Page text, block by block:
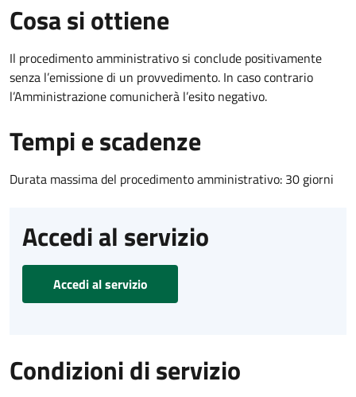
Cosa si ottiene
Il procedimento amministrativo si conclude positivamente
senza l’emissione di un provvedimento. In caso contrario
l’Amministrazione comunicherà l’esito negativo.
Tempi e scadenze
Durata massima del procedimento amministrativo: 30 giorni
Accedi al servizio
Accedi al servizio
Condizioni di servizio